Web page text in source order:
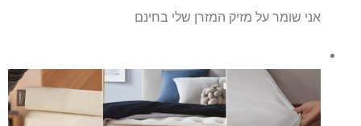
אני שומר על מזיק המזרן שלי בחינם